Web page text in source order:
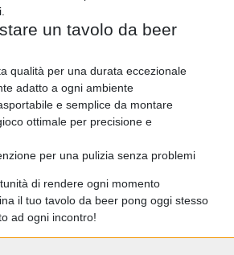
un tavolo da beer
qualità per una durata eccezionale
adatto a ogni ambiente
e semplice da montare
ottimale per precisione e
per una pulizia senza problemi
di rendere ogni momento
il tuo tavolo da beer pong oggi stesso
ad ogni incontro!